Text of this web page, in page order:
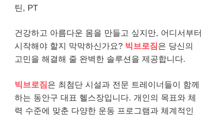
틴, PT
건강하고 아름다운 몸을 만들고 싶지만, 어디서부터
시작해야 할지 막막하신가요? 빅브로짐은 당신의
고민을 해결해 줄 완벽한 솔루션을 제공합니다.
빅브로짐은 최첨단 시설과 전문 트레이너들이 함께
하는 동안구 대표 헬스장입니다. 개인의 목표와 체
력 수준에 맞춘 다양한 운동 프로그램과 체계적인